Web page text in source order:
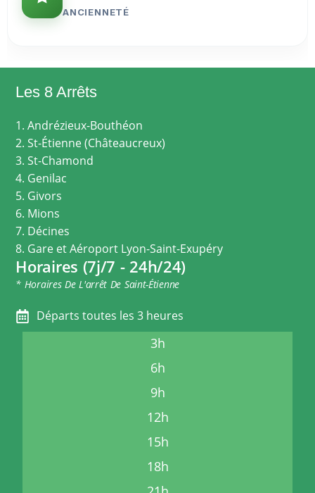
ANCIENNETÉ
Les 8 Arrêts
1. Andrézieux-Bouthéon
2. St-Étienne (Châteaucreux)
3. St-Chamond
4. Genilac
5. Givors
6. Mions
7. Décines
8. Gare et Aéroport Lyon-Saint-Exupéry
Horaires (7j/7 - 24h/24)
* Horaires De L'arrêt De Saint-Étienne
Départs toutes les 3 heures
3h
6h
9h
12h
15h
18h